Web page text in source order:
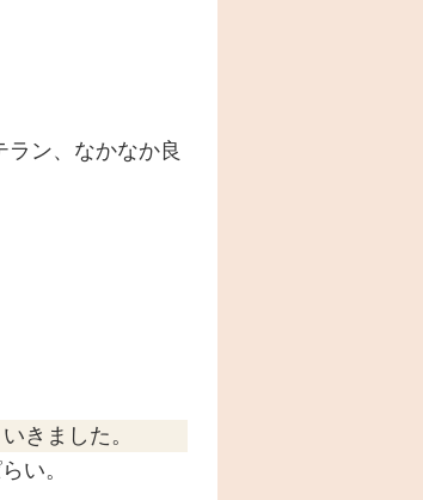
ン、なかなか良
きました。
い。